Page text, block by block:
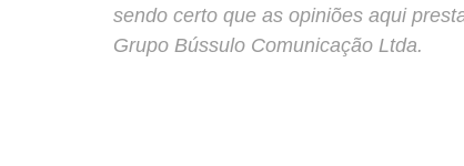
sendo certo que as opiniões aqui
Grupo Bússulo Comunicação Ltda.